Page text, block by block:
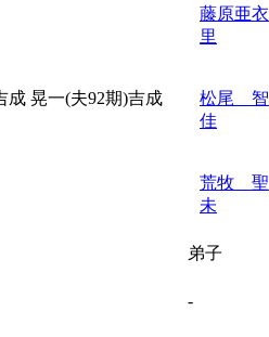
成 晃一(夫92期)吉成
藤原亜衣
里
松尾 智
佳
荒牧 聖
未
弟子
-